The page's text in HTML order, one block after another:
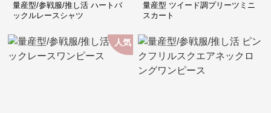
量産型/参戦服/推し活 ハートバ
ックルレースシャツ
量産型 ツイード調プリーツミニ
スカート
人気